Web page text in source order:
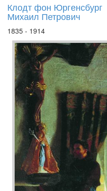
Клодт фон Юргенсбург
Михаил Петрович
1835 - 1914